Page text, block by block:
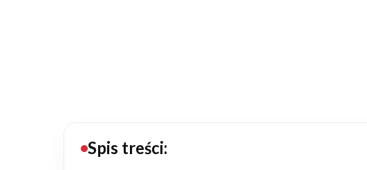
Rezydencje
Spis treści: